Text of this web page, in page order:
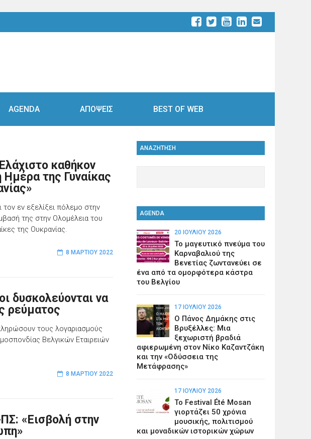
AGENDA ΑΠΟΨΕΙΣ BEST OF WEB
καθήκον
της Γυναίκας
εν εξελίξει πόλεμο στην
της στην Ολομέλεια του
της Ουκρανίας.
8 ΜΑΡΤΊΟΥ 2022
δυσκολεύονται να
ρεύματος
τους λογαριασμούς
Βελγικών Εταιρειών
8 ΜΑΡΤΊΟΥ 2022
«Εισβολή στην
ΑΝΑΖΗΤΗΣΗ
AGENDA
20 ΙΟΥΛΊΟΥ 2026
Το μαγευτικό πνεύμα του
Καρναβαλιού της
Βενετίας ζωντανεύει σε
ένα από τα ομορφότερα κάστρα
του Βελγίου
17 ΙΟΥΛΊΟΥ 2026
Ο Πάνος Δημάκης στις
Βρυξέλλες: Μια
ξεχωριστή βραδιά
αφιερωμένη στον Νίκο Καζαντζάκη
και την «Οδύσσεια της
Μετάφρασης»
17 ΙΟΥΛΊΟΥ 2026
Το Festival Été Mosan
γιορτάζει 50 χρόνια
μουσικής, πολιτισμού
και μοναδικών ιστορικών χώρων